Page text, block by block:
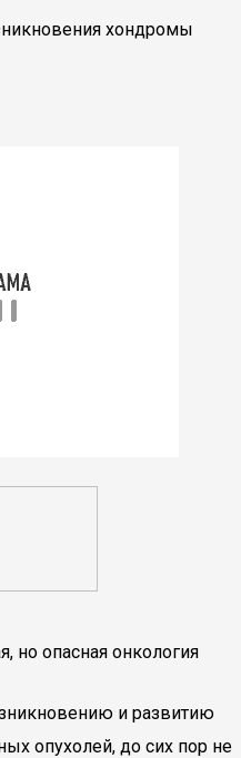
хондромы
но опасная онкология
и развитию
опухолей, до сих пор не